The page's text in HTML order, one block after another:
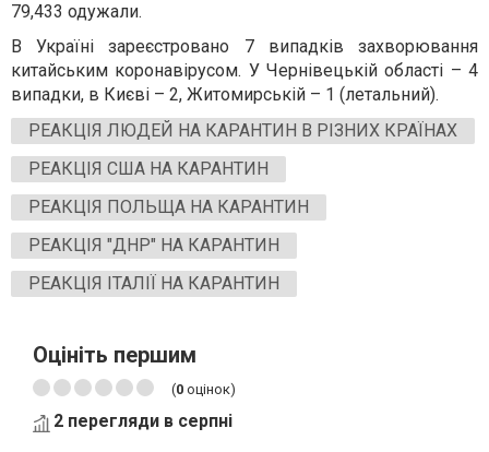
79,433 одужали.
В Україні зареєстровано 7 випадків захворювання
китайським коронавірусом. У Чернівецькій області – 4
випадки, в Києві – 2, Житомирській – 1 (летальний).
РЕАКЦІЯ ЛЮДЕЙ НА КАРАНТИН В РІЗНИХ КРАЇНАХ
РЕАКЦІЯ США НА КАРАНТИН
РЕАКЦІЯ ПОЛЬЩА НА КАРАНТИН
РЕАКЦІЯ "ДНР" НА КАРАНТИН
РЕАКЦІЯ ІТАЛІЇ НА КАРАНТИН
Оцініть першим
(0 оцінок)
2 перегляди в серпні